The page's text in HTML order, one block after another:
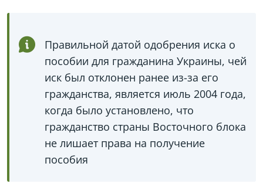
Правильной датой одобрения иска о
пособии для гражданина Украины, чей
иск был отклонен ранее из-за его
гражданства, является июль 2004 года,
когда было установлено, что
гражданство страны Восточного блока
не лишает права на получение
пособия